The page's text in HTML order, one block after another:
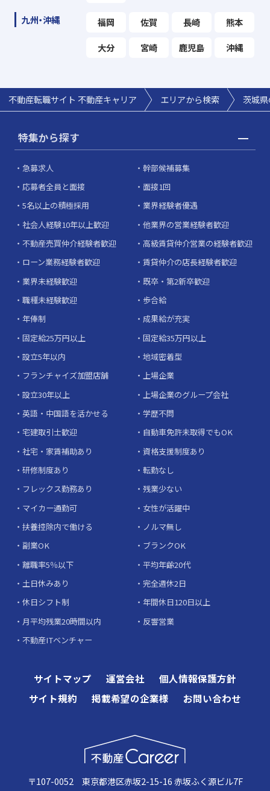
九州・沖縄 福岡 佐賀 長崎 熊本
大分 宮崎 鹿児島 沖縄
不動産転職サイト 不動産キャリア エリアから検索 茨城
特集から探す
急募求人
幹部候補募集
応募者全員と面接
面接1回
5名以上の積極採用
業界経験者優遇
社会人経験10年以上歓迎
他業界の営業経験者歓迎
不動産売買仲介経験者歓迎
高級賃貸仲介営業の経験者歓迎
ローン業務経験者歓迎
賃貸仲介の店長経験者歓迎
業界未経験歓迎
既卒・第2新卒歓迎
職種未経験歓迎
歩合給
年俸制
成果給が充実
固定給25万円以上
固定給35万円以上
設立5年以内
地域密着型
フランチャイズ加盟店舗
上場企業
設立30年以上
上場企業のグループ会社
英語・中国語を活かせる
学歴不問
宅建取引士歓迎
自動車免許未取得でもOK
社宅・家賃補助あり
資格支援制度あり
研修制度あり
転勤なし
フレックス勤務あり
残業少ない
マイカー通勤可
女性が活躍中
扶養控除内で働ける
ノルマ無し
副業OK
ブランクOK
離職率5％以下
平均年齢20代
土日休みあり
完全週休2日
休日シフト制
年間休日120日以上
月平均残業20時間以内
反響営業
不動産ITベンチャー
サイトマップ 運営会社
個人情報保護方針
サイト規約
掲載希望の企業様 お問い合わせ
〒107-0052 東京都港区赤坂2-15-16 赤坂ふく源ビル7F